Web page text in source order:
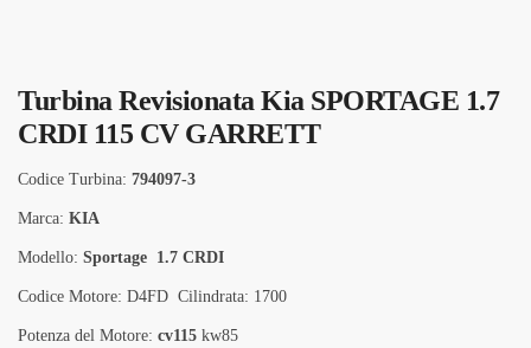
Turbina Revisionata Kia SPORTAGE 1.7
CRDI 115 CV GARRETT
Codice Turbina: 794097-3
Marca: KIA
Modello: Sportage 1.7 CRDI
Codice Motore: D4FD Cilindrata: 1700
Potenza del Motore: cv115 kw85